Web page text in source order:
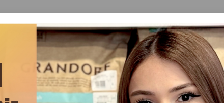
и сухость проблемных зон, не раздражает и
безопасный эффект, а регулярное
шерстью.